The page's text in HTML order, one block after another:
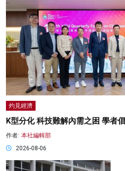
灼見經濟
K型分化 科技難解內需之困 學者
作者: 本社編輯部
2026-08-06